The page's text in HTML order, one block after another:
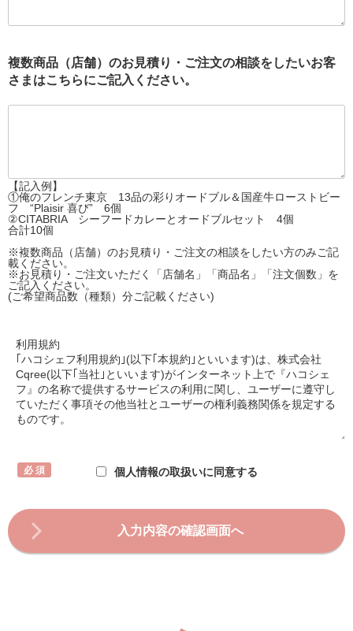
複数商品（店舗）のお見積り・ご注文の相談をしたいお客
さまはこちらにご記入ください。
【記入例】
①俺のフレンチ東京 13品の彩りオードブル＆国産牛ローストビー
フ “Plaisir 喜び” 6個
②CITABRIA シーフードカレーとオードブルセット 4個
合計10個
※複数商品（店舗）のお見積り・ご注文の相談をしたい方のみご記
載ください。
※お見積り・ご注文いただく「店舗名」「商品名」「注文個数」を
ご記入ください。
(ご希望商品数（種類）分ご記載ください)
個人情報の取扱いに同意する